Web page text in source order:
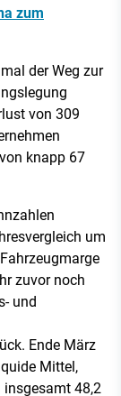
zum
der Weg zur
von 309
knapp 67
um
zuvor noch
und
Ende März
Mittel,
insgesamt 48,2